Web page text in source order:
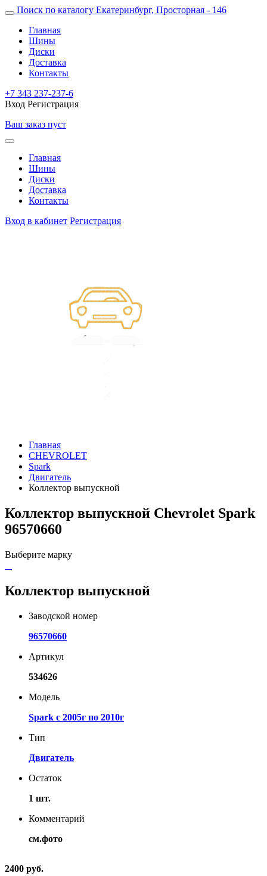
Поиск по каталогу Екатеринбург, Просторная - 146
Главная
Шины
Диски
Доставка
Контакты
+7 343 237-237-6
Вход Регистрация
Ваш заказ пуст
Главная
Шины
Диски
Доставка
Контакты
Вход в кабинет Регистрация
Главная
CHEVROLET
Spark
Двигатель
Коллектор выпускной
Коллектор выпускной Chevrolet Spark
96570660
Выберите марку
Коллектор выпускной
Заводской номер
96570660
Артикул
534626
Модель
Spark с 2005г по 2010г
Тип
Двигатель
Остаток
1 шт.
Комментарий
см.фото
2400 руб.